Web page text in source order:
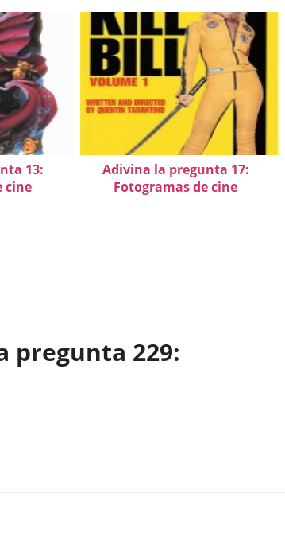
13:
cine
Adivina la pregunta 17:
Fotogramas de cine
pregunta 229: